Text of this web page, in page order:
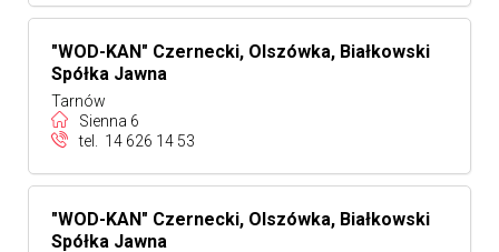
"WOD-KAN" Czernecki, Olszówka, Białkowski
Spółka Jawna
Tarnów
Sienna 6
tel.
14 626 14 53
"WOD-KAN" Czernecki, Olszówka, Białkowski
Spółka Jawna